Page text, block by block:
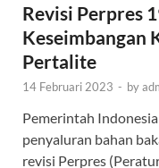
Revisi Perpres
Keseimbangan
Pertalite
14 Februari 2023 - by
Pemerintah
penyaluran bahan
revisi Perpres